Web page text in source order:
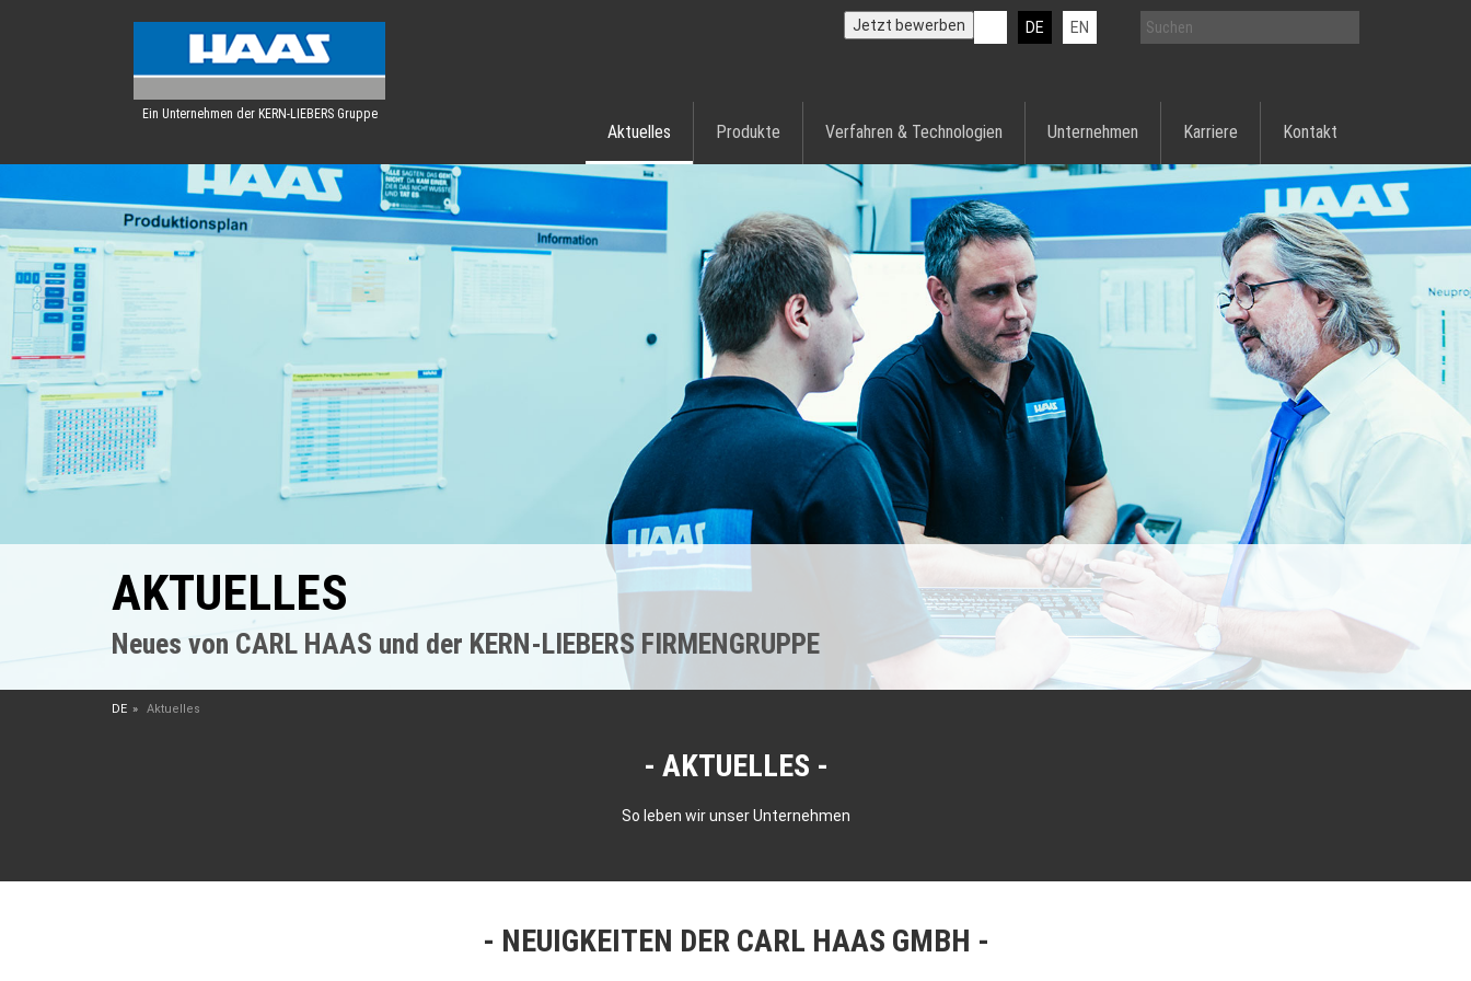
Ein Unternehmen der KERN-LIEBERS Gruppe
DE EN
Jetzt bewerben
Aktuelles Produkte Verfahren & Technologien Unternehmen Karriere Kontakt
AKTUELLES
Neues von CARL HAAS und der KERN-LIEBERS FIRMENGRUPPE
DE Aktuelles
AKTUELLES
So leben wir unser Unternehmen
NEUIGKEITEN DER CARL HAAS GMBH